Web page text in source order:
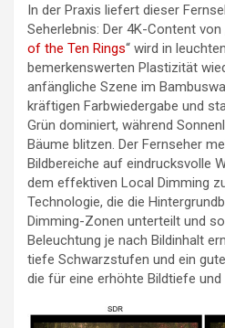
In der Praxis liefert dieser
Seherlebnis: Der 4K-Content von
of the Ten Rings“ wird in
bemerkenswerten Plastizität
anfängliche Szene im
kräftigen Farbwiedergabe und
Grün dominiert, während
Bäume blitzen. Der Fernseher
Bildbereiche auf eindrucksvolle
dem effektiven Local Dimming
Technologie, die die
Dimming-Zonen unterteilt und
Beleuchtung je nach Bildinhalt
tiefe Schwarzstufen und ein
die für eine erhöhte Bildtiefe